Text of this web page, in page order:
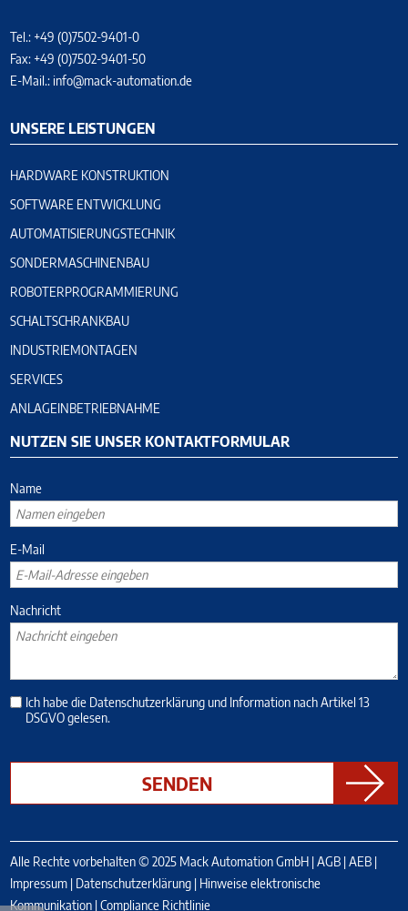
Tel.: +49 (0)7502-9401-0
Fax: +49 (0)7502-9401-50
E-Mail.:info@mack-automation.de
UNSERE LEISTUNGEN
HARDWARE KONSTRUKTION
SOFTWARE ENTWICKLUNG
AUTOMATISIERUNGSTECHNIK
SONDERMASCHINENBAU
ROBOTERPROGRAMMIERUNG
SCHALTSCHRANKBAU
INDUSTRIEMONTAGEN
SERVICES
ANLAGEINBETRIEBNAHME
NUTZEN SIE UNSER KONTAKTFORMULAR
Name
E-Mail
Nachricht
Ich habe die Datenschutzerklärung und Information nach Artikel 13
DSGVOgelesen.
Alle Rechte vorbehalten © 2025 Mack Automation GmbH |AGB |AEB |
Impressum | Datenschutzerklärung | Hinweise elektronische
Kommunikation |Compliance Richtlinie